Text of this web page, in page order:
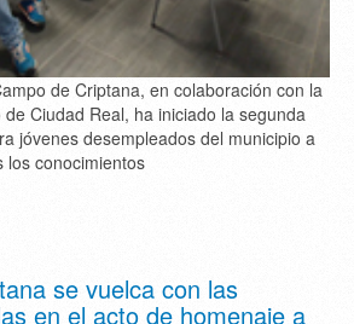
de Criptana, en colaboración con la
Ciudad Real, ha iniciado la segunda
jóvenes desempleados del municipio a
los conocimientos
se vuelca con las
en el acto de homenaje a